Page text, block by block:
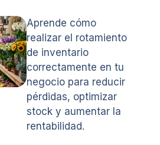
Aprende cómo
realizar el rotamiento
de inventario
correctamente en tu
negocio para reducir
pérdidas, optimizar
stock y aumentar la
rentabilidad.